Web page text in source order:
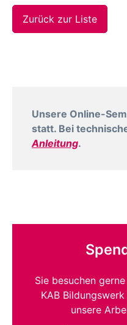
Zurück zur Liste
Unsere Online-
statt. Bei
Anleitung.
Sie besuchen
KAB
unsere